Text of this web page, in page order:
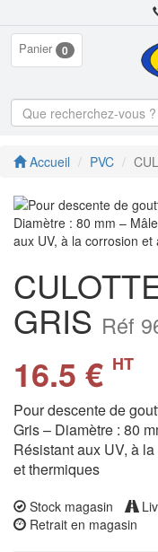
Panier 0
Accueil PVC
GRIS Réf
16.5 € HT
Pour descente de
Gris – Diamètre : 80
Résistant aux UV, à
et thermiques
Stock magasin
Retrait en magasin